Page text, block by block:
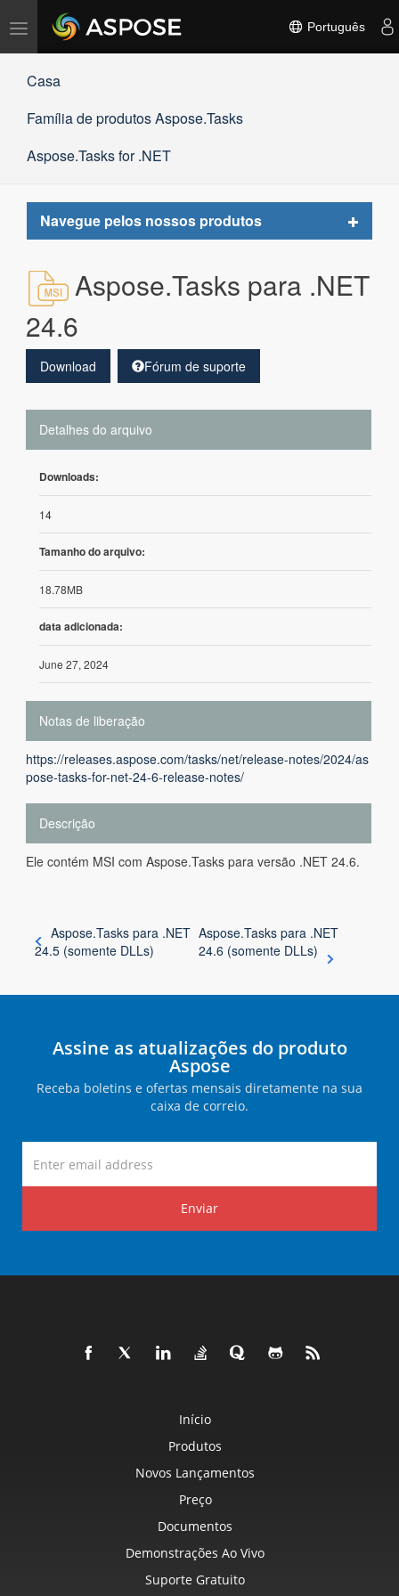
Alternar
navegação
Português
Casa
Família de produtos Aspose.Tasks
Aspose.Tasks for .NET
Navegue pelos nossos produtos
Toggle
Aspose.Tasks para .NET
24.6
Download Fórum de suporte
Detalhes do arquivo
Downloads:
14
Tamanho do arquivo:
18.78MB
data adicionada:
June 27, 2024
Notas de liberação
https://releases.aspose.com/tasks/net/release-notes/2024/as
pose-tasks-for-net-24-6-release-notes/
Descrição
Ele contém MSI com Aspose.Tasks para versão .NET 24.6.
Aspose.Tasks para .NET
24.5 (somente DLLs)
Aspose.Tasks para .NET
24.6 (somente DLLs)
Assine as atualizações do produto
Aspose
Receba boletins e ofertas mensais diretamente na sua
caixa de correio.
Enviar
Início
Produtos
Novos Lançamentos
Preço
Documentos
Demonstrações Ao Vivo
Suporte Gratuito